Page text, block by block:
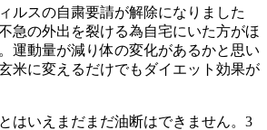
ルスの自粛要請が解除になりました
急の外出を裂ける為自宅にいた方がほ
運動量が減り体の変化があるかと思い
米に変えるだけでもダイエット効果が
はいえまだまだ油断はできません。 3